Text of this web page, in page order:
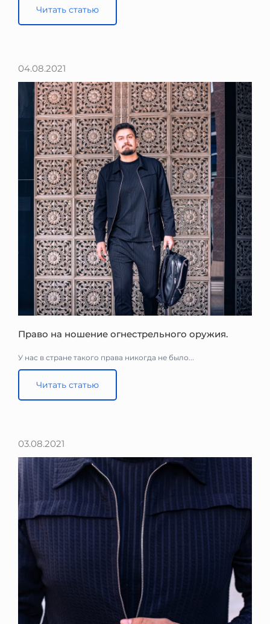
Читать статью
04.08.2021
Право на ношение огнестрельного оружия.
У нас в стране такого права никогда не было...
Читать статью
03.08.2021